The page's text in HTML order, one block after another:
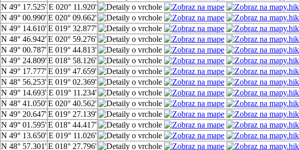
N 49° 17.525' E 020° 11.920'
N 49° 00.990'E 020° 09.662'
N 49° 14.610'E 019° 32.877'
N 48° 46.942'E 020° 59.276'
N 49° 00.787'E 019° 44.813'
N 49° 24.809'E 018° 58.126'
N 49° 17.777'E 019° 47.659'
N 48° 56.253'E 019° 02.369'
N 49° 14.693' E 019° 11.234'
N 48° 41.050'E 020° 40.562'
N 49° 20.647'E 019° 27.139'
N 49° 01.595'E 018° 44.417'
N 49° 13.650' E 019° 11.026'
N 48° 57.301'E 018° 27.796'